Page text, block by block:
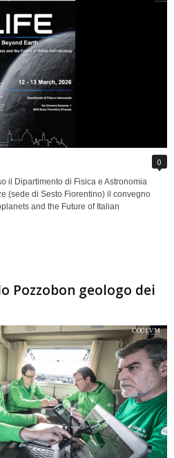
0
il Dipartimento di Fisica e Astronomia
(sede di Sesto Fiorentino) il convegno
and the Future of Italian
Pozzobon geologo dei